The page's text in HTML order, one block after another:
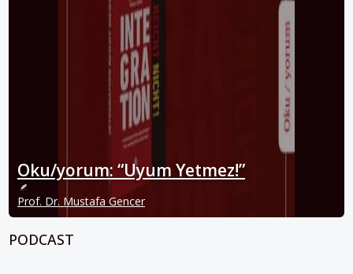
Oku/yorum: “Uyum Yetmez!”
Prof. Dr. Mustafa Gencer
PODCAST